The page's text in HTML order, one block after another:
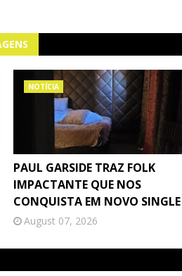
NOTÍCIA
PAUL GARSIDE TRAZ FOLK
IMPACTANTE QUE NOS
CONQUISTA EM NOVO SINGLE
August 07, 2026